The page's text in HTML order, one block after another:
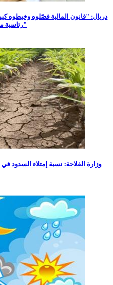
دربال: "قانون المالية فصّلوه وخيطوه
رئاسية مبكرة من بين أهم الحلول للأزمة السياسية"